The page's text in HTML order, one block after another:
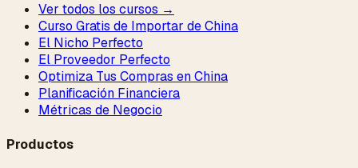
Ver todos los cursos →
Curso Gratis de Importar de China
El Nicho Perfecto
El Proveedor Perfecto
Optimiza Tus Compras en China
Planificación Financiera
Métricas de Negocio
Productos